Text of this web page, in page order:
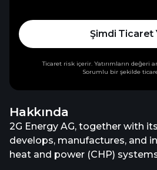
Hakkında
2G Energy AG, together with
develops, manufactures, and
heat and power (CHP)
Şimdi Ticaret
Ticaret risk içerir. Yatırımların değeri
Sorumlu bir şekilde